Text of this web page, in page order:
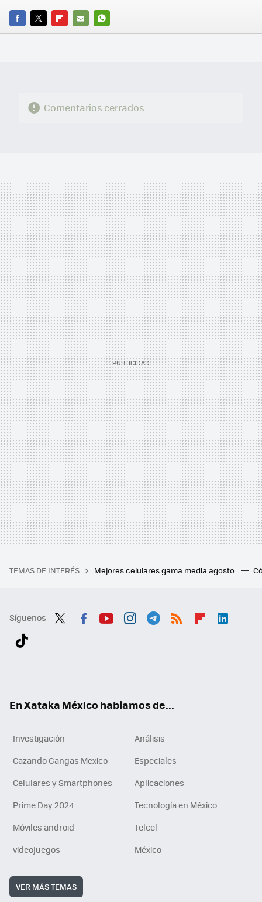
FACEBOOK
TWITTERFLIPBOARD
E-
WHATSAPP
Comentarios cerrados
TEMAS DE INTERÉS Mejores celulares gama media agosto
Síguenos
En Xataka México hablamos de...
Investigación
Análisis
Cazando Gangas Mexico
Especiales
Celulares y Smartphones
Aplicaciones
Prime Day 2024
Tecnología en México
Móviles android
Telcel
videojuegos
México
VER MÁS TEMAS